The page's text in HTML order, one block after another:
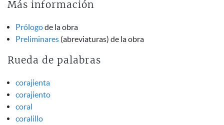
Más información
Prólogode la obra
Preliminares (abreviaturas) de la obra
Rueda de palabras
corajienta
corajiento
coral
coralillo